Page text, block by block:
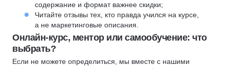
содержание и формат важнее скидки;
Читайте отзывы тех, кто правда учился на курсе,
а не маркетинговые описания.
Онлайн-курс, ментор или самообучение: что
выбрать?
Если не можете определиться, мы вместе с нашими